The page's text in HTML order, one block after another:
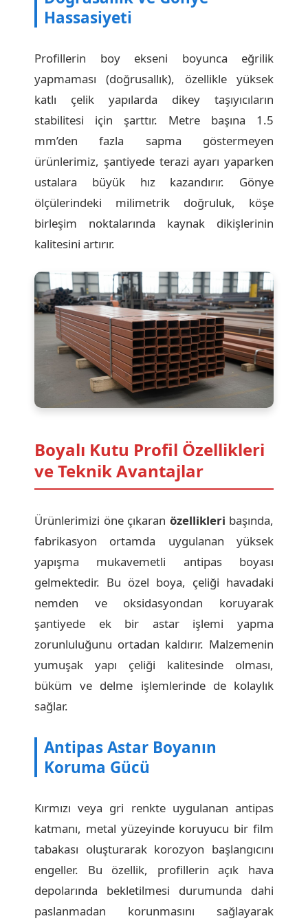
Hassasiyeti
Profillerin boy ekseni boyunca eğrilik
yapmaması (doğrusallık), özellikle yüksek
katlı çelik yapılarda dikey taşıyıcıların
stabilitesi için şarttır. Metre başına 1.5
mm’den fazla sapma göstermeyen
ürünlerimiz, şantiyede terazi ayarı yaparken
ustalara büyük hız kazandırır. Gönye
ölçülerindeki milimetrik doğruluk, köşe
birleşim noktalarında kaynak dikişlerinin
kalitesini artırır.
Boyalı Kutu Profil Özellikleri
ve Teknik Avantajlar
Ürünlerimizi öne çıkaran özellikleri başında,
fabrikasyon ortamda uygulanan yüksek
yapışma mukavemetli antipas boyası
gelmektedir. Bu özel boya, çeliği havadaki
nemden ve oksidasyondan koruyarak
şantiyede ek bir astar işlemi yapma
zorunluluğunu ortadan kaldırır. Malzemenin
yumuşak yapı çeliği kalitesinde olması,
büküm ve delme işlemlerinde de kolaylık
sağlar.
Antipas Astar Boyanın
Koruma Gücü
Kırmızı veya gri renkte uygulanan antipas
katmanı, metal yüzeyinde koruyucu bir film
tabakası oluşturarak korozyon başlangıcını
engeller. Bu özellik, profillerin açık hava
depolarında bekletilmesi durumunda dahi
paslanmadan korunmasını sağlayarak